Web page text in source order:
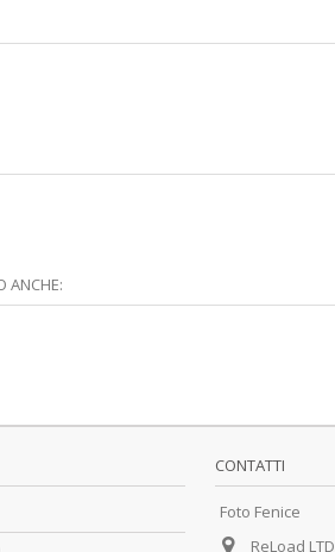
ANCHE:
CONTATTI
Foto Fenice
ReLoad LTD